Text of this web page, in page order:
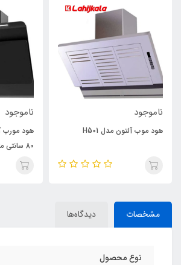
ناموجود
هود موب آلتون مدل H501
ناموجود
80 سانتی متر
مشخصات دیدگاه‌ها
نوع محصول